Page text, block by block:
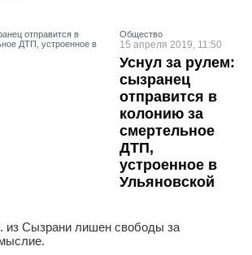
Общество
15 апреля 2019, 11:50
Уснул за рулем:
сызранец
отправится в
колонию за
смертельное
ДТП,
устроенное в
Ульяновской
из Сызрани лишен свободы за